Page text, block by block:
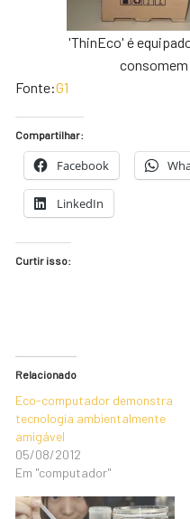
'ThinEco' é
consomem
Fonte:G1
Compartilhar:
Facebook
LinkedIn
Curtir isso:
Relacionado
Eco-computador demonstra
tecnologia ambientalmente
amigável
05/08/2012
Em "computador"